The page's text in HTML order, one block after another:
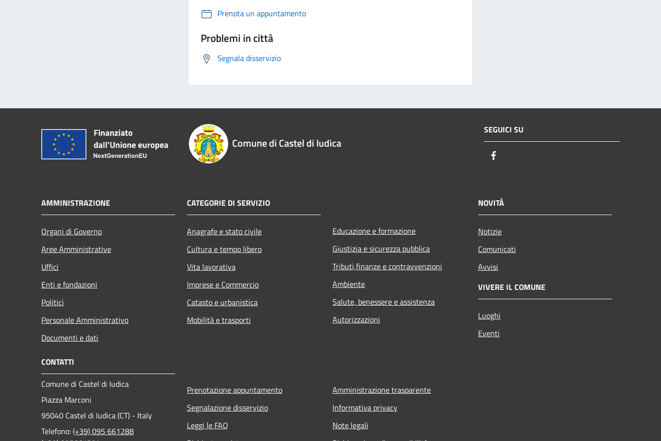
Prenota un appuntamento
Problemi in città
Segnala disservizio
Comune di Castel di Iudica
SEGUICI SU
AMMINISTRAZIONE
Organi di Governo
Aree Amministrative
Uffici
Enti e fondazioni
Politici
Personale Amministrativo
Documenti e dati
CATEGORIE DI SERVIZIO
Anagrafe e stato civile
Cultura e tempo libero
Vita lavorativa
Imprese e Commercio
Catasto e urbanistica
Mobilità e trasporti
Educazione e formazione
Giustizia e sicurezza pubblica
Tributi,finanze e contravvenzioni
Ambiente
Salute, benessere e assistenza
Autorizzazioni
NOVITÀ
Notizie
Comunicati
Avvisi
VIVERE IL COMUNE
Luoghi
Eventi
CONTATTI
Comune di Castel di Iudica
Piazza Marconi
95040 Castel di Iudica (CT) - Italy
Telefono:(+39) 095 661288
Prenotazione appuntamento
Segnalazione disservizio
Leggi le FAQ
Amministrazione trasparente
Informativa privacy
Note legali